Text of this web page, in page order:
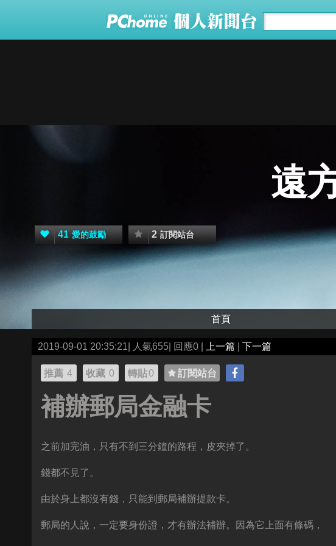
遠
41 愛的鼓勵 2 訂閱站台
首頁
2019-09-01 20:35:21| 人氣655| 回應0 | 上一篇 下一篇
推薦 4 收藏 0 轉貼0 訂閱站台
補辦郵局金融卡
之前加完油，只有不到三分鐘的路程，皮夾掉了。
錢都不見了。
由於身上都沒有錢，只能到郵局補辦提款卡。
郵局的人說，一定要身份證，才有辦法補辦。因為它上面有條碼，